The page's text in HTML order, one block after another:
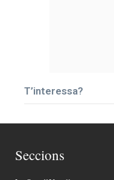
T’interessa?
Seccions